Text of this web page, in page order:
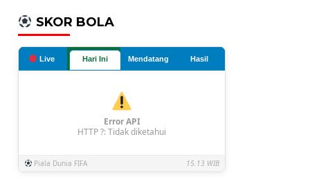
SKOR BOLA
Live Hari Ini Mendatang Hasil
Error API
HTTP ?: Tidak diketahui
Piala Dunia FIFA 15.13 WIB